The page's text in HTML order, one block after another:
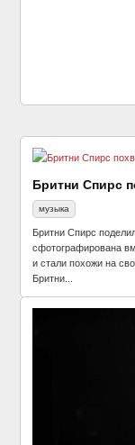
Бритни Спирс
музыка
Бритни Спирс
сфотографирована
и стали похожи на
Бритни...